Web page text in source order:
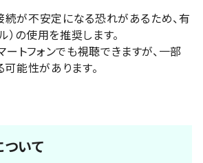
が不安定になる恐れがあるため、有
）の使用を推奨します。
ートフォンでも視聴できますが、一部
能性があります。
ついて